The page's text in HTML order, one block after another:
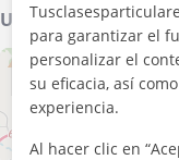
Ubicación de mis
+ −
para garantizar el
personalizar el
su eficacia, así
experiencia.
Al hacer clic en